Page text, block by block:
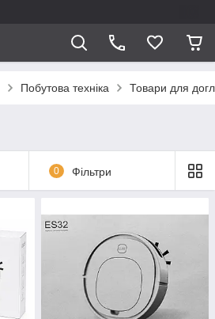
Побутова техніка Товари для
0 Фільтри